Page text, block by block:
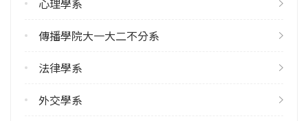
112
雙主修人數
心理學系
傳播學院大一大二不分系
法律學系
外交學系